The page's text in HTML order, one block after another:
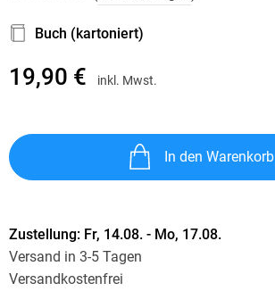
Buch (kartoniert)
19,90 € inkl. Mwst.
In den Warenkorb
Zustellung: Fr, 14.08. - Mo, 17.08.
Versand in 3-5 Tagen
Versandkostenfrei